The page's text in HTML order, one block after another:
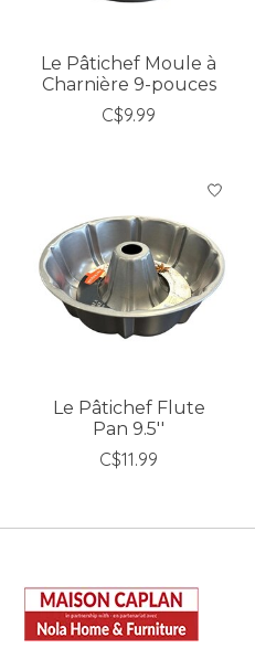
Le Pâtichef Moule à
Charnière 9-pouces
C$9.99
Le Pâtichef Flute
Pan 9.5''
C$11.99